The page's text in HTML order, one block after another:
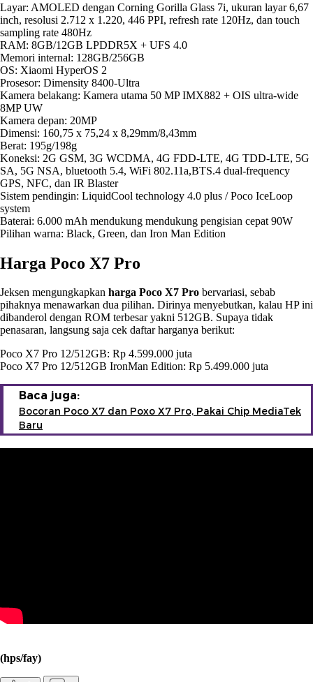
Layar: AMOLED dengan Corning Gorilla Glass 7i, ukuran layar 6,67
inch, resolusi 2.712 x 1.220, 446 PPI, refresh rate 120Hz, dan touch
sampling rate 480Hz
RAM: 8GB/12GB LPDDR5X + UFS 4.0
Memori internal: 128GB/256GB
OS: Xiaomi HyperOS 2
Prosesor: Dimensity 8400-Ultra
Kamera belakang: Kamera utama 50 MP IMX882 + OIS ultra-wide
8MP UW
Kamera depan: 20MP
Dimensi: 160,75 x 75,24 x 8,29mm/8,43mm
Berat: 195g/198g
Koneksi: 2G GSM, 3G WCDMA, 4G FDD-LTE, 4G TDD-LTE, 5G
SA, 5G NSA, bluetooth 5.4, WiFi 802.11a,BTS.4 dual-frequency
GPS, NFC, dan IR Blaster
Sistem pendingin: LiquidCool technology 4.0 plus / Poco IceLoop
system
Baterai: 6.000 mAh mendukung mendukung pengisian cepat 90W
Pilihan warna: Black, Green, dan Iron Man Edition
Harga Poco X7 Pro
Jeksen mengungkapkan harga Poco X7 Pro bervariasi, sebab
pihaknya menawarkan dua pilihan. Dirinya menyebutkan, kalau HP ini
dibanderol dengan ROM terbesar yakni 512GB. Supaya tidak
penasaran, langsung saja cek daftar harganya berikut:
Poco X7 Pro 12/512GB: Rp 4.599.000 juta
Poco X7 Pro 12/512GB IronMan Edition: Rp 5.499.000 juta
Baca juga:
Bocoran Poco X7 dan Poxo X7 Pro, Pakai Chip MediaTek
Baru
(hps/fay)